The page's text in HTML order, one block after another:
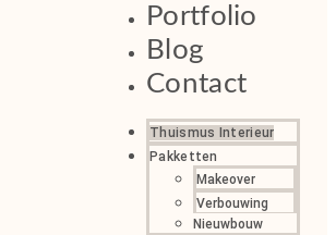
Portfolio
Blog
Contact
Thuismus Interieur
Pakketten
Makeover
Verbouwing
Nieuwbouw